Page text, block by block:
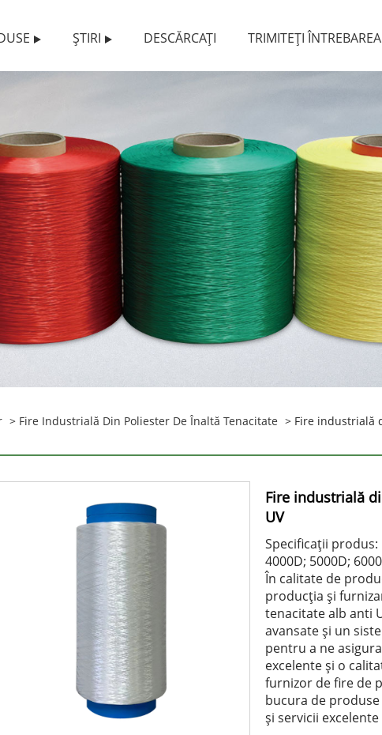
ŞTIRI DESCĂRCAȚI TRIMITEȚI ÎNTREBAREA
> Fire Industrială Din Poliester De Înaltă Tenacitate > Fire industrială
Fire industrială
UV
Specificații produs:
4000D; 5000D;
În calitate de
producția și
tenacitate alb anti
avansate și un
pentru a ne
excelente și o
furnizor de fire de
bucura de
și servicii